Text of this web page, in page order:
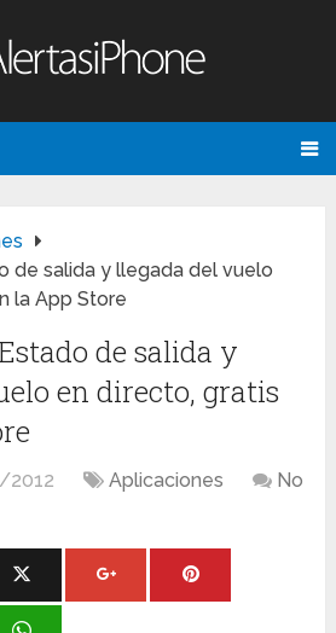
de salida y llegada del vuelo
la App Store
de salida y
en directo, gratis
Aplicaciones
No